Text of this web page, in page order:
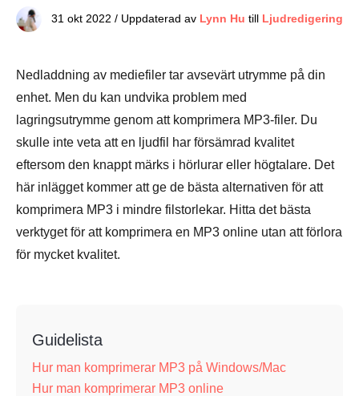
31 okt 2022 / Uppdaterad av Lynn Hu till Ljudredigering
Nedladdning av mediefiler tar avsevärt utrymme på din
enhet. Men du kan undvika problem med
lagringsutrymme genom att komprimera MP3-filer. Du
skulle inte veta att en ljudfil har försämrad kvalitet
eftersom den knappt märks i hörlurar eller högtalare. Det
här inlägget kommer att ge de bästa alternativen för att
komprimera MP3 i mindre filstorlekar. Hitta det bästa
verktyget för att komprimera en MP3 online utan att förlora
för mycket kvalitet.
Guidelista
Hur man komprimerar MP3 på Windows/Mac
Hur man komprimerar MP3 online